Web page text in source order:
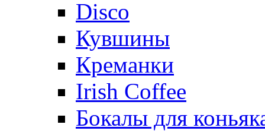
Disco
Кувшины
Креманки
Irish Coffee
Бокалы для